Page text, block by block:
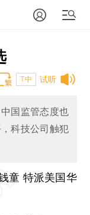
试听
T中
国监管态度也
科技公司触犯
童 特派美国华